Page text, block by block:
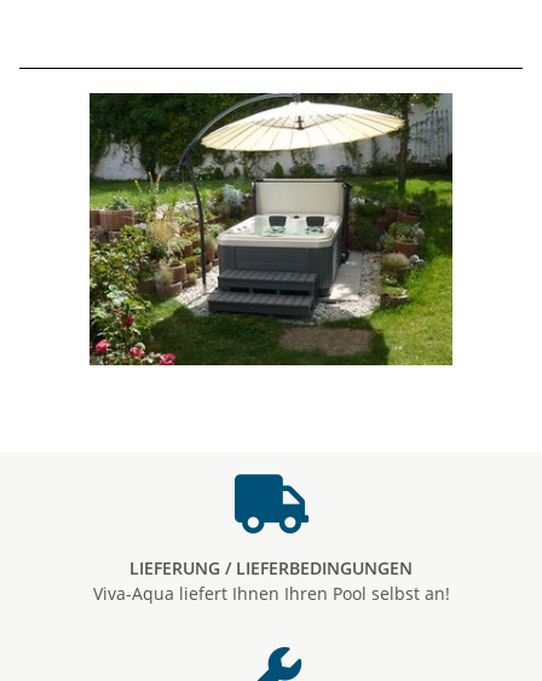
LIEFERUNG / LIEFERBEDINGUNGEN
Viva-Aqua liefert Ihnen Ihren Pool selbst an!